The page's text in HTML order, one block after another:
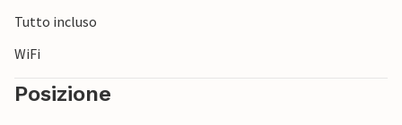
Tutto incluso
WiFi
Posizione